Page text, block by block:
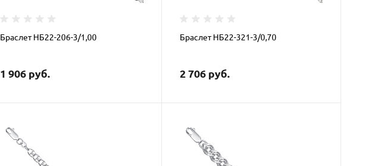
Браслет НБ22-206-3/1,00
1 906 руб.
Браслет НБ22-321-3/0,70
2 706 руб.